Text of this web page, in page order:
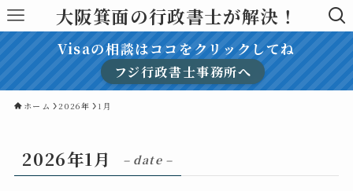
大阪箕面の行政書士が解決！
Visaの相談はココをクリックしてね
フジ行政書士事務所へ
ホーム 2026年 1月
2026年1月 – date –